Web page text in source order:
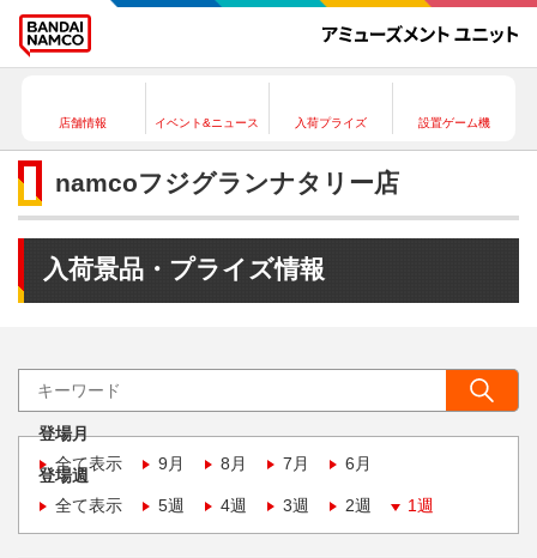
店舗情報 イベント&ニュース 入荷プライズ 設置ゲーム機
namcoフジグランナタリー店
入荷景品・プライズ情報
登場月
全て表示
9月 8月 7月 6月
登場週
全て表示
5週 4週 3週 2週 1週